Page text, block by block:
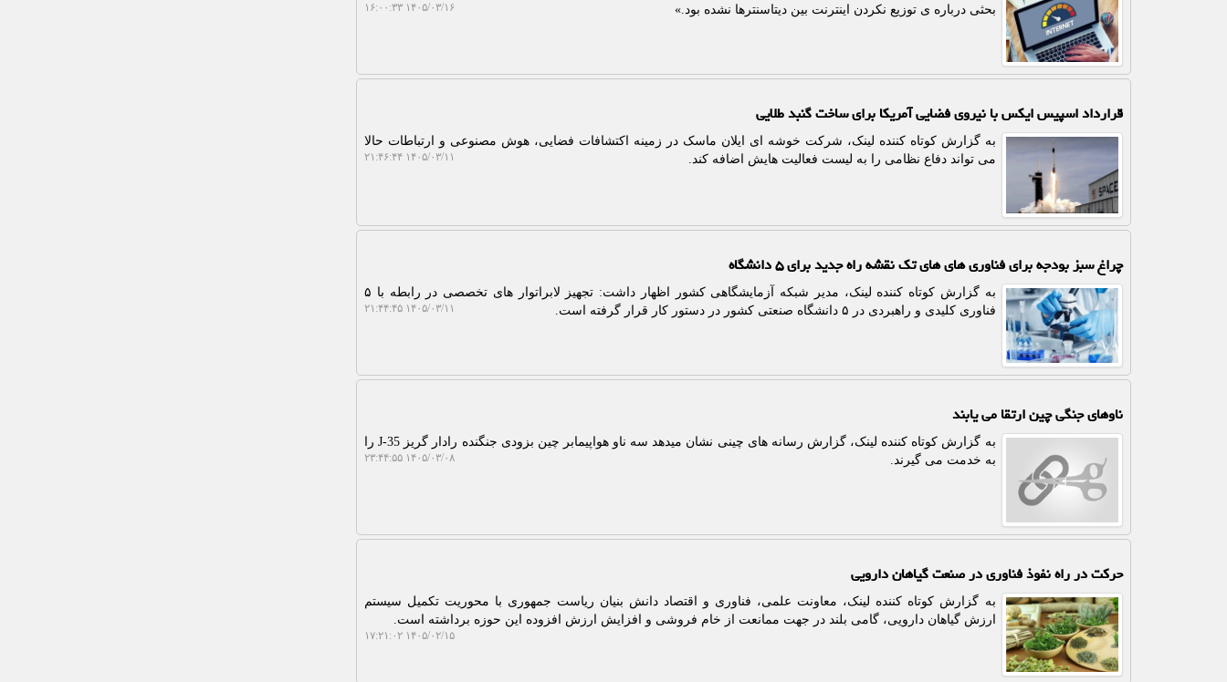
بحثی درباره ی توزیع نکردن اینترنت بین دیتاسنترها نشده بود.»
۱۴۰۵/۰۳/۱۶ ۱۶:۰۰:۳۳
قرارداد اسپیس ایکس با نیروی فضایی آمریکا برای ساخت گنبد طلایی
به گزارش کوتاه کننده لینک، شرکت خوشه ای ایلان ماسک در زمینه اکتشافات فضایی، هوش مصنوعی و ارتباطات حالا
می تواند دفاع نظامی را به لیست فعالیت هایش اضافه کند.
۱۴۰۵/۰۳/۱۱ ۲۱:۴۶:۴۴
چراغ سبز بودجه برای فناوری های های تک نقشه راه جدید برای ۵ دانشگاه
به گزارش کوتاه کننده لینک، مدیر شبکه آزمایشگاهی کشور اظهار داشت: تجهیز لابراتوار های تخصصی در رابطه با ۵
فناوری کلیدی و راهبردی در ۵ دانشگاه صنعتی کشور در دستور کار قرار گرفته است.
۱۴۰۵/۰۳/۱۱ ۲۱:۴۴:۴۵
ناوهای جنگی چین ارتقا می یابند
به گزارش کوتاه کننده لینک، گزارش رسانه های چینی نشان میدهد سه ناو هواپیمابر چین بزودی جنگنده رادار گریز J-35 را
به خدمت می گیرند.
۱۴۰۵/۰۳/۰۸ ۲۳:۴۴:۵۵
حرکت در راه نفوذ فناوری در صنعت گیاهان دارویی
به گزارش کوتاه کننده لینک، معاونت علمی، فناوری و اقتصاد دانش بنیان ریاست جمهوری با محوریت تکمیل سیستم
ارزش گیاهان دارویی، گامی بلند در جهت ممانعت از خام فروشی و افزایش ارزش افزوده این حوزه برداشته است.
۱۴۰۵/۰۲/۱۵ ۱۷:۲۱:۰۲